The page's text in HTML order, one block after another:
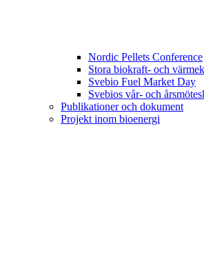
Nordic Pellets Conference
Stora biokraft- och
Svebio Fuel Market Day
Svebios vår- och
Publikationer och dokument
Projekt inom bioenergi